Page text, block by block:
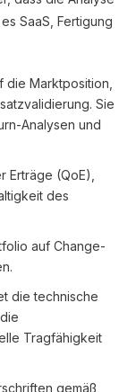
SaaS, Fertigung
die Marktposition,
Sie
Analysen und
Erträge (QoE),
des
auf Change-
die technische
Tragfähigkeit
gemäß